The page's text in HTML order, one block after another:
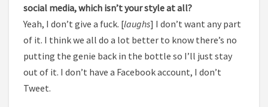
social media, which isn’t your style at all?
Yeah, I don’t give a fuck. [laughs] I don’t want any part
of it. I think we all do a lot better to know there’s no
putting the genie back in the bottle so I’ll just stay
out of it. I don’t have a Facebook account, I don’t
Tweet.